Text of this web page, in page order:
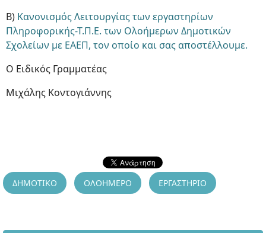
Β) Κανονισμός Λειτουργίας των εργαστηρίων
Πληροφορικής-Τ.Π.Ε. των Ολοήμερων Δημοτικών
Σχολείων με ΕΑΕΠ, τον οποίο και σας αποστέλλουμε.
Ο Ειδικός Γραμματέας
Μιχάλης Κοντογιάννης
ΔΗΜΟΤΙΚΟ ΟΛΟΗΜΕΡΟ ΕΡΓΑΣΤΗΡΙΟ